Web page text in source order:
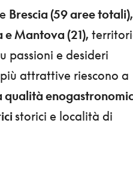
Brescia (59 aree totali),
e Mantova (21),
passioni e desideri
attrattive riescono a
qualità
storici e località di